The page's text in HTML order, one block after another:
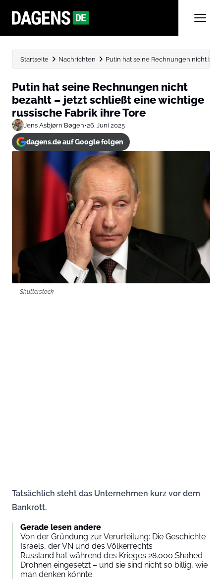
Startseite Nachrichten Putin hat seine Rechnungen nicht
Putin hat seine Rechnungen nicht
bezahlt – jetzt schließt eine wichtige
russische Fabrik ihre Tore
Jens Asbjørn Bøgen•26. Juni 2025
dagens.de auf Google folgen
Shutterstock
Tatsächlich steht das Unternehmen kurz vor dem
Bankrott.
Gerade lesen andere
Von der Gründung zur Verurteilung: Die Geschichte
Israels, der VN und des Völkerrechts
Russland hat während des Krieges 28.000 Shahed-
Drohnen eingesetzt – und sie sind nicht so billig, wie
man denken könnte